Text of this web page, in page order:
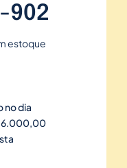
902
estoque
no dia
6.000,00